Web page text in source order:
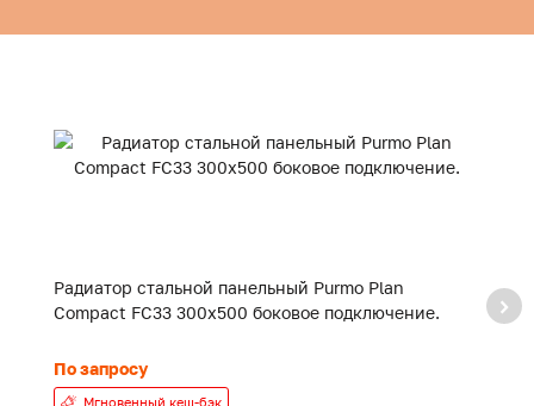
Радиатор стальной панельный Purmo Plan
Compact FC33 300x500 боковое подключение.
По запросу
Мгновенный кеш-бэк